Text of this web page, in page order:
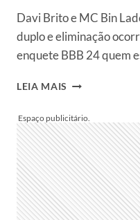
Davi Brito e MC Bin
duplo e eliminação
enquete BBB 24 quem
LEIA MAIS QUEM
O
BBB
24
HOJE,
DAVI
OU
BIN?